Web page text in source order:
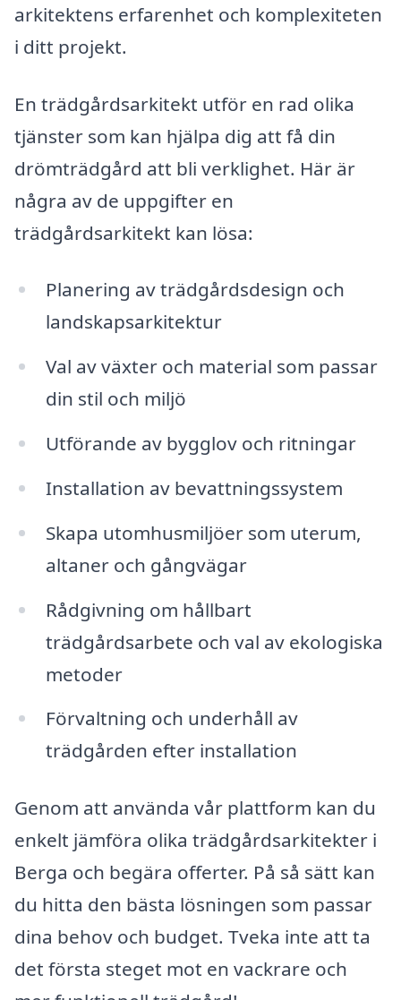
arkitektens erfarenhet och komplexiteten
i ditt projekt.
En trädgårdsarkitekt utför en rad olika
tjänster som kan hjälpa dig att få din
drömträdgård att bli verklighet. Här är
några av de uppgifter en
trädgårdsarkitekt kan lösa:
Planering av trädgårdsdesign och
landskapsarkitektur
Val av växter och material som passar
din stil och miljö
Utförande av bygglov och ritningar
Installation av bevattningssystem
Skapa utomhusmiljöer som uterum,
altaner och gångvägar
Rådgivning om hållbart
trädgårdsarbete och val av ekologiska
metoder
Förvaltning och underhåll av
trädgården efter installation
Genom att använda vår plattform kan du
enkelt jämföra olika trädgårdsarkitekter i
Berga och begära offerter. På så sätt kan
du hitta den bästa lösningen som passar
dina behov och budget. Tveka inte att ta
det första steget mot en vackrare och